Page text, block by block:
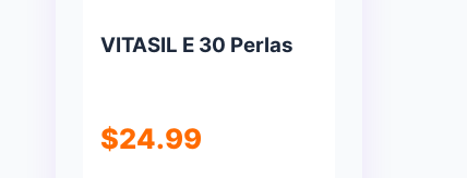
VITASIL E 30 Perlas
$24.99